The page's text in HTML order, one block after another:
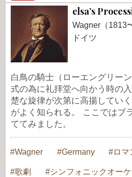
elsa’s
Wagner（1813
ドイツ
白鳥の騎士（ローエングリー
式の為に礼拝堂へ向かう時の
楚な旋律が次第に高揚してい
がよく知られる。 ここではブ
ててみました。
Wagner Germany ロマ
歌劇 シンフォニックオー